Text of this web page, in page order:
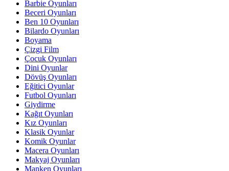
Barbie Oyunları
Beceri Oyunları
Ben 10 Oyunları
Bilardo Oyunları
Boyama
Çizgi Film
Çocuk Oyunları
Dini Oyunlar
Dövüş Oyunları
Eğitici Oyunlar
Futbol Oyunları
Giydirme
Kağıt Oyunları
Kız Oyunları
Klasik Oyunlar
Komik Oyunlar
Macera Oyunları
Makyaj Oyunları
Manken Oyunları